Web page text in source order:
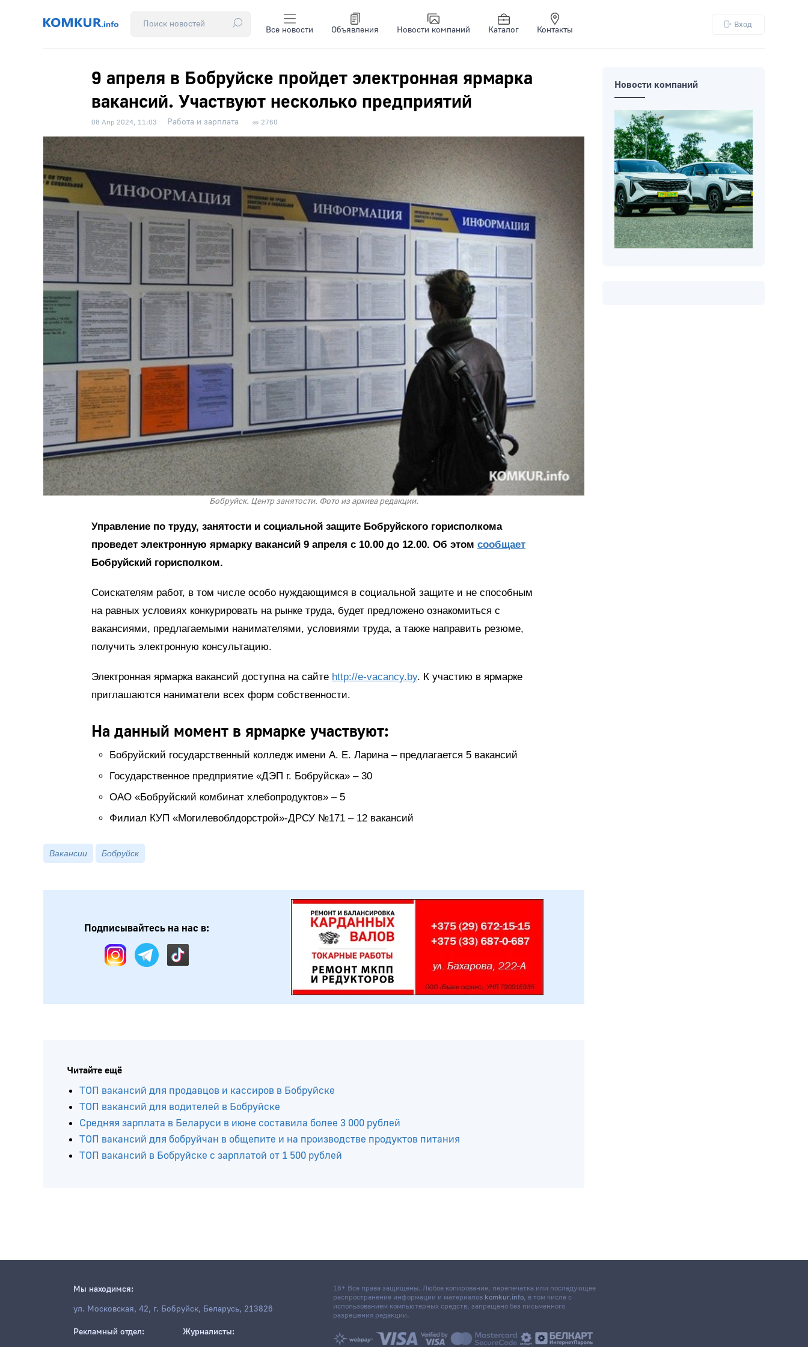
Все новости Объявления Новости компаний Каталог Контакты
Вход
9 апреля в Бобруйске пройдет электронная ярмарка
вакансий. Участвуют несколько предприятий
08 Апр 2024, 11:03 Работа и зарплата 2760
Бобруйск. Центр занятости. Фото из архива редакции.
Управление по труду, занятости и социальной защите Бобруйского горисполкома
проведет электронную ярмарку вакансий 9 апреля с 10.00 до 12.00. Об этом сообщает
Бобруйский горисполком.
Соискателям работ, в том числе особо нуждающимся в социальной защите и не способным
на равных условиях конкурировать на рынке труда, будет предложено ознакомиться с
вакансиями, предлагаемыми нанимателями, условиями труда, а также направить резюме,
получить электронную консультацию.
Электронная ярмарка вакансий доступна на сайте http://e-vacancy.by. К участию в ярмарке
приглашаются наниматели всех форм собственности. ­
На данный момент в ярмарке участвуют:
Бобруйский государственный колледж имени А. Е. Ларина – предлагается 5 вакансий
Государственное предприятие «ДЭП г. Бобруйска» – 30
ОАО «Бобруйский комбинат хлебопродуктов» – 5
Филиал КУП «Могилевоблдорстрой»-ДРСУ №171 – 12 вакансий
Вакансии Бобруйск
Подписывайтесь на нас в:
Читайте ещё
ТОП вакансий для продавцов и кассиров в Бобруйске
ТОП вакансий для водителей в Бобруйске
Средняя зарплата в Беларуси в июне составила более 3 000 рублей
ТОП вакансий для бобруйчан в общепите и на производстве продуктов питания
ТОП вакансий в Бобруйске с зарплатой от 1 500 рублей
Новости компаний
Мы находимся:
ул. Московская, 42, г. Бобруйск, Беларусь, 213826
Рекламный отдел:
Журналисты:
18+ Все права защищены. Любое копирование, перепечатка или последующее
распространение информации и материалов komkur.info, в том числе с
использованием компьютерных средств, запрещено без письменного
разрешения редакции.